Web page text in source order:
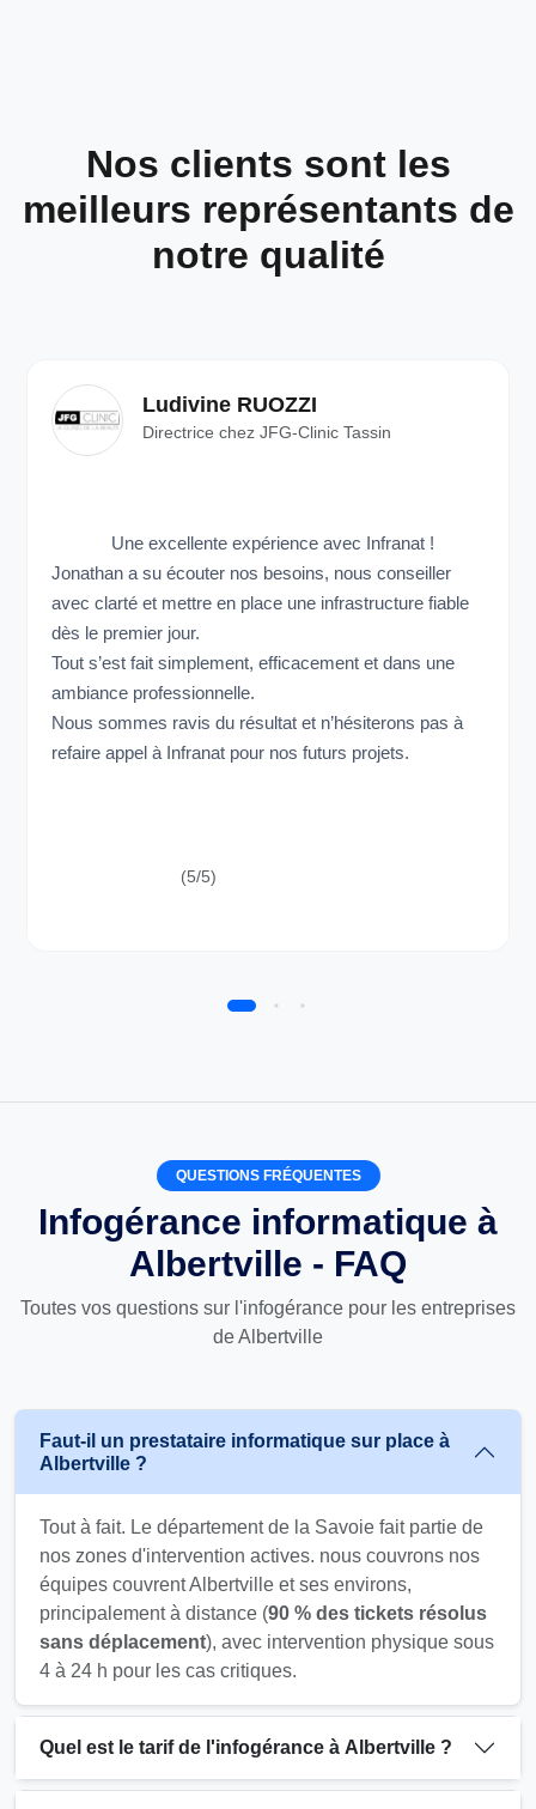
Nos clients sont les
meilleurs représentants de
notre qualité
Ludivine RUOZZI
Directrice chez JFG-Clinic Tassin
Une excellente expérience avec Infranat !
Jonathan a su écouter nos besoins, nous conseiller
avec clarté et mettre en place une infrastructure fiable
dès le premier jour.
Tout s’est fait simplement, efficacement et dans une
ambiance professionnelle.
Nous sommes ravis du résultat et n’hésiterons pas à
refaire appel à Infranat pour nos futurs projets.
(5/5)
QUESTIONS FRÉQUENTES
Infogérance informatique à
Albertville - FAQ
Toutes vos questions sur l'infogérance pour les entreprises
de Albertville
Faut-il un prestataire informatique sur place à
Albertville ?
Tout à fait. Le département de la Savoie fait partie de
nos zones d'intervention actives. nous couvrons nos
équipes couvrent Albertville et ses environs,
principalement à distance (90 % des tickets résolus
sans déplacement), avec intervention physique sous
4 à 24 h pour les cas critiques.
Quel est le tarif de l'infogérance à Albertville ?